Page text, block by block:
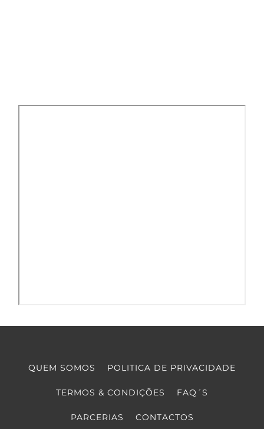
QUEM SOMOS POLITICA DE PRIVACIDADE
TERMOS & CONDIÇÕES FAQ´S
PARCERIAS CONTACTOS